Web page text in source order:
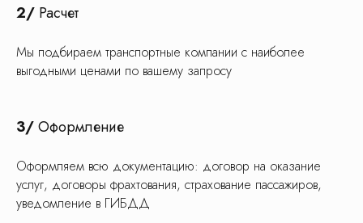
2/ Расчет
Мы подбираем транспортные компании с наиболее
выгодными ценами по вашему запросу
3/Оформление
Оформляем всю документацию: договор на оказание
услуг, договоры фрахтования, страхование пассажиров,
уведомление в ГИБДД
С заботой о ваших